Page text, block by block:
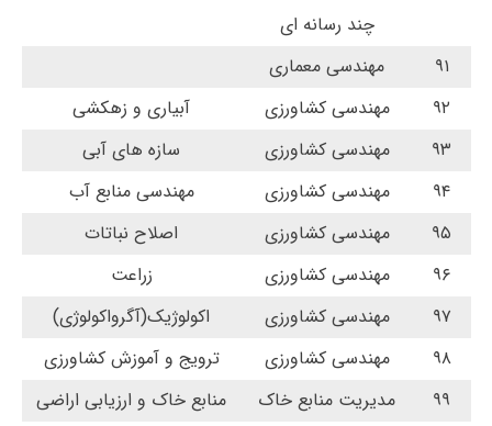
چند رسانه ای
۹۱
مهندسی معماری
۹۲
مهندسی کشاورزی
آبیاری و زهکشی
۹۳
مهندسی کشاورزی
سازه های آبی
۹۴
مهندسی کشاورزی
مهندسی منابع آب
۹۵
مهندسی کشاورزی
اصلاح نباتات
۹۶
مهندسی کشاورزی
زراعت
۹۷
مهندسی کشاورزی
اکولوژیک(آگرواکولوژی)
۹۸
مهندسی کشاورزی
ترویج و آموزش کشاورزی
۹۹
مدیریت منابع خاک
منابع خاک و ارزیابی اراضی